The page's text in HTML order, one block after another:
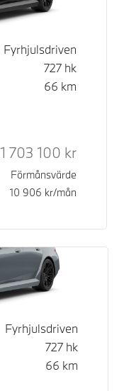
Fyrhjulsdriven
727 hk
66 km
Rek. ord
1 703 100 kr
Förmånsvärde
10 906 kr/mån
Fyrhjulsdriven
727 hk
66 km